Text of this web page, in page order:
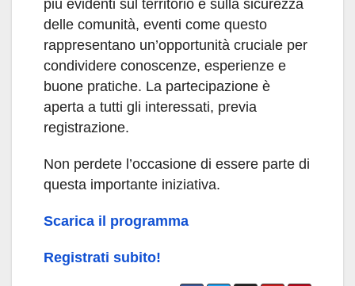
più evidenti sul territorio e sulla sicurezza
delle comunità, eventi come questo
rappresentano un’opportunità cruciale per
condividere conoscenze, esperienze e
buone pratiche. La partecipazione è
aperta a tutti gli interessati, previa
registrazione.
Non perdete l’occasione di essere parte di
questa importante iniziativa.
Scarica il programma
Registrati subito!